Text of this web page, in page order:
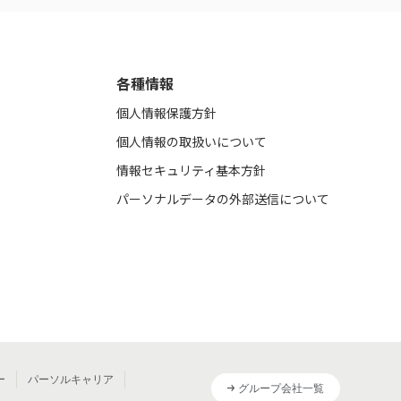
各種情報
個人情報保護方針
個人情報の取扱いについて
情報セキュリティ基本方針
パーソナルデータの外部送信について
パーソルキャリア
グループ会社一覧